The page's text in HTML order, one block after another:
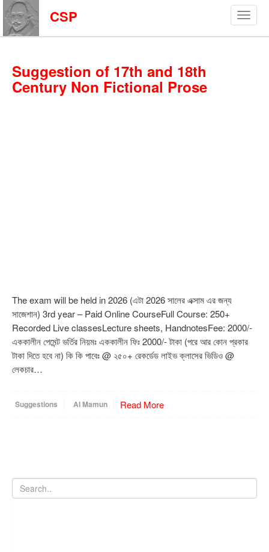
CSP
Suggestion of 17th and 18th
Century Non Fictional Prose
The exam will be held in 2026 (এটা 2026 সালের এক্সাম এর জন্য
সাজেশান) 3rd year – Paid Online CourseFull Course: 250+
Recorded Live classesLecture sheets, HandnotesFee: 2000/-
এককালীন পেমেন্ট ভর্তির নিয়মঃ এককালীন ফিঃ 2000/- টাকা (পরে আর কোন প্রকার
টাকা দিতে হবে না) কি কি পাবেঃ @ ২৫০+ রেকর্ডেড লাইভ ক্লাসের ভিডিও @
লেকচার…
Suggestions Al Mamun Read More